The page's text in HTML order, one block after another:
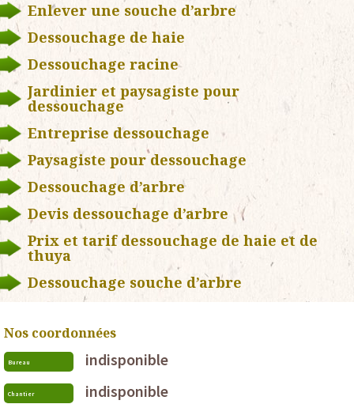
Enlever une souche d’arbre
Dessouchage de haie
Dessouchage racine
Jardinier et paysagiste pour
dessouchage
Entreprise dessouchage
Paysagiste pour dessouchage
Dessouchage d’arbre
Devis dessouchage d’arbre
Prix et tarif dessouchage de haie et de
thuya
Dessouchage souche d’arbre
Nos coordonnées
Bureau indisponible
Chantier indisponible